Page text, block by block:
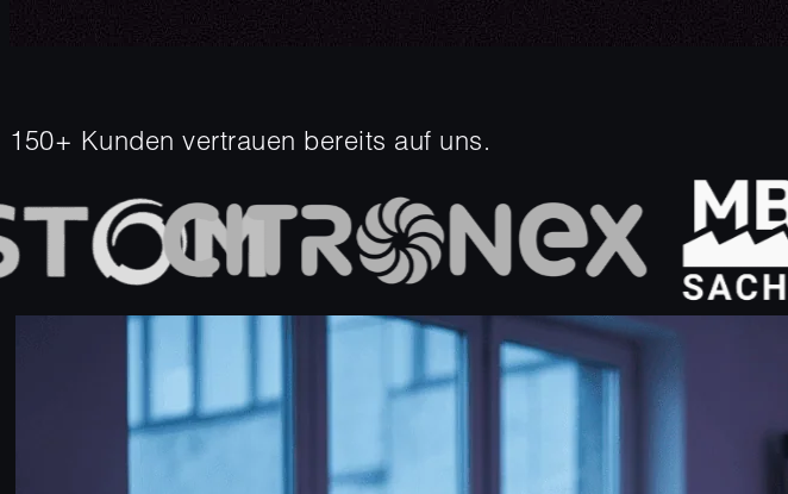
150+ Kunden vertrauen bereits auf uns.